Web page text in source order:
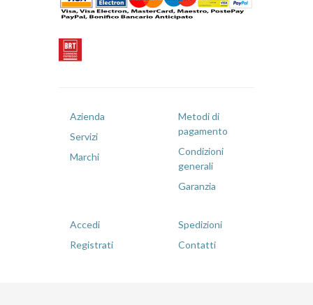
Azienda
Servizi
Marchi
Metodi di
pagamento
Condizioni
generali
Garanzia
Accedi
Registrati
Spedizioni
Contatti